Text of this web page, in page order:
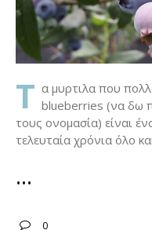
Τ α μυρτιλα που
blueberries (να δω
τους ονομασία) είναι
τελευταία χρόνια όλο
0